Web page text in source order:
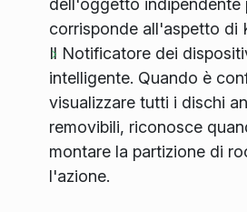
dell'oggetto indipendente
corrisponde all'aspetto di
Il Notificatore dei
intelligente. Quando è
visualizzare tutti i dischi
removibili, riconosce
montare la partizione di
l'azione.